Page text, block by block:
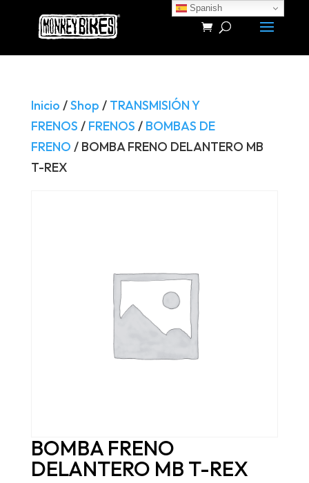
Búsqueda
productos
Inicio /Shop / TRANSMISIÓN Y
FRENOS / FRENOS / BOMBAS DE
FRENO / BOMBA FRENO DELANTERO MB
T-REX
BOMBA FRENO
DELANTERO MB T-REX
Spanish